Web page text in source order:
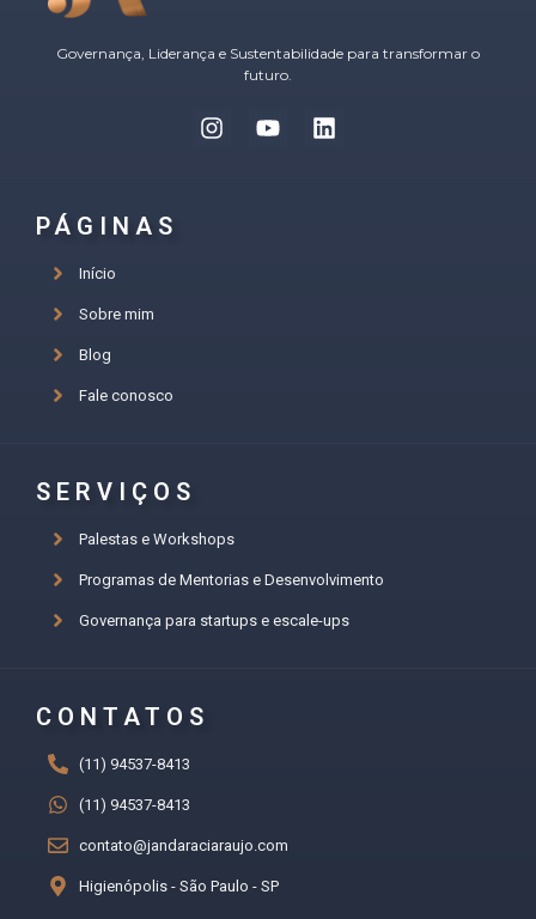
Governança, Liderança e Sustentabilidade para transformar o
futuro.
PÁGINAS
Início
Sobre mim
Blog
Fale conosco
SERVIÇOS
Palestas e Workshops
Programas de Mentorias e Desenvolvimento
Governança para startups e escale-ups
CONTATOS
(11) 94537-8413
(11) 94537-8413
contato@jandaraciaraujo.com
Higienópolis - São Paulo - SP